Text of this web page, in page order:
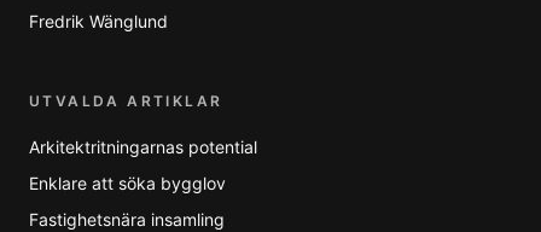
Fredrik Wänglund
UTVALDA ARTIKLAR
Arkitektritningarnas potential
Enklare att söka bygglov
Fastighetsnära insamling